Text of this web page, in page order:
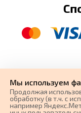
поисковое
Мы используем
Продолжая
обработку (в т.ч. с
например